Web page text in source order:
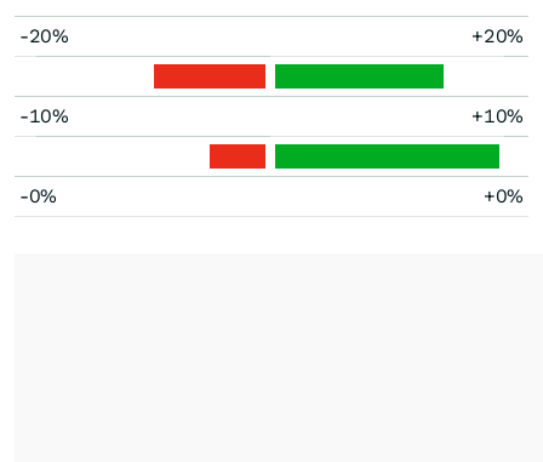
-20% +20%
-10% +10%
-0% +0%